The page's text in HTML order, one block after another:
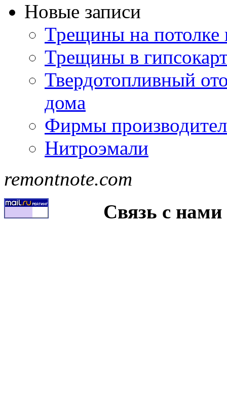
Новые записи
Трещины на потолке
Трещины в
Твердотопливный
дома
Фирмы
Нитроэмали
remontnote.com
Связь с